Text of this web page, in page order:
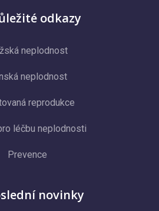
odkazy
neplodnost
neplodnost
reprodukce
léčbu neplodnosti
Prevence
novinky